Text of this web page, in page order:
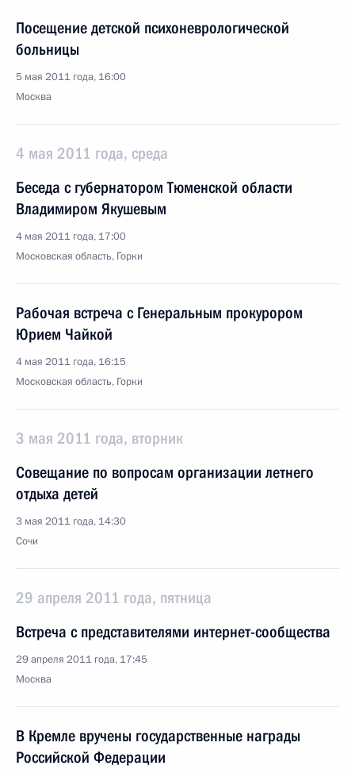
Посещение детской психоневрологической
больницы
5 мая 2011 года, 16:00
Москва
4 мая 2011 года, среда
Беседа с губернатором Тюменской области
Владимиром Якушевым
4 мая 2011 года, 17:00
Московская область, Горки
Рабочая встреча с Генеральным прокурором
Юрием Чайкой
4 мая 2011 года, 16:15
Московская область, Горки
3 мая 2011 года, вторник
Совещание по вопросам организации летнего
отдыха детей
3 мая 2011 года, 14:30
Сочи
29 апреля 2011 года, пятница
Встреча с представителями интернет-сообщества
29 апреля 2011 года, 17:45
Москва
В Кремле вручены государственные награды
Российской Федерации